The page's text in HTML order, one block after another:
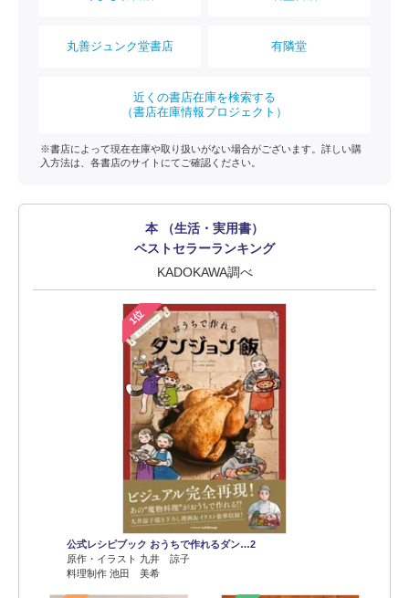
丸善ジュンク堂書店 有隣堂
近くの書店在庫を検索する
（書店在庫情報プロジェクト）
※書店によって現在在庫や取り扱いがない場合がございます。詳しい購
入方法は、各書店のサイトにてご確認ください。
本 （生活・実用書）
ベストセラーランキング
KADOKAWA調べ
1位
公式レシピブック おうちで作れるダン…2
原作・イラスト 九井 諒子
料理制作 池田 美希